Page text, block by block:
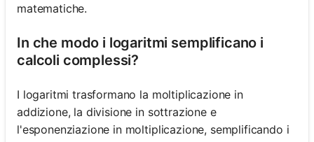
matematiche.
In che modo i logaritmi semplificano i
calcoli complessi?
I logaritmi trasformano la moltiplicazione in
addizione, la divisione in sottrazione e
l'esponenziazione in moltiplicazione, semplificando i